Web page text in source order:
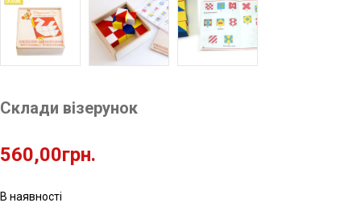
Склади візерунок
560,00грн.
В наявності